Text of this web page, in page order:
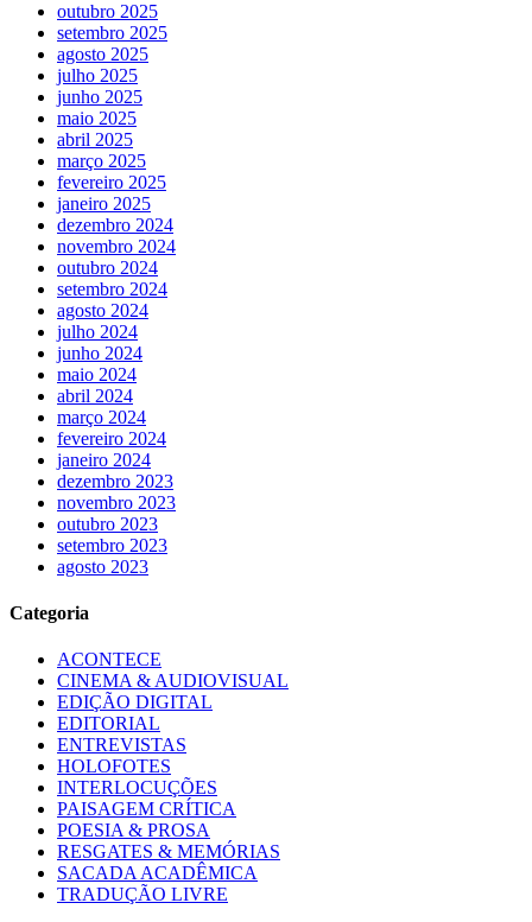
outubro 2025
setembro 2025
agosto 2025
julho 2025
junho 2025
maio 2025
abril 2025
março 2025
fevereiro 2025
janeiro 2025
dezembro 2024
novembro 2024
outubro 2024
setembro 2024
agosto 2024
julho 2024
junho 2024
maio 2024
abril 2024
março 2024
fevereiro 2024
janeiro 2024
dezembro 2023
novembro 2023
outubro 2023
setembro 2023
agosto 2023
Categoria
ACONTECE
CINEMA & AUDIOVISUAL
EDIÇÃO DIGITAL
EDITORIAL
ENTREVISTAS
HOLOFOTES
INTERLOCUÇÕES
PAISAGEM CRÍTICA
POESIA & PROSA
RESGATES & MEMÓRIAS
SACADA ACADÊMICA
TRADUÇÃO LIVRE